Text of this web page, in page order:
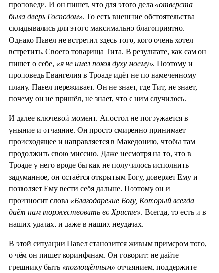
проповеди. И он пишет, что для этого дела «отверста
была дверь Господом». То есть внешние обстоятельства
складывались для этого максимально благоприятно.
Однако Павел не встретил здесь того, кого очень хотел
встретить. Своего товарища Тита. В результате, как сам он
пишет о себе, «я не имел покоя духу моему». Поэтому и
проповедь Евангелия в Троаде идёт не по намеченному
плану. Павел переживает. Он не знает, где Тит, не знает,
почему он не пришёл, не знает, что с ним случилось.
И далее ключевой момент. Апостол не погружается в
уныние и отчаяние. Он просто смиренно принимает
происходящее и направляется в Македонию, чтобы там
продолжить свою миссию. Даже несмотря на то, что в
Троаде у него вроде бы как не получилось исполнить
задуманное, он остаётся открытым Богу, доверяет Ему и
позволяет Ему вести себя дальше. Поэтому он и
произносит слова «Благодарение Богу, Который всегда
даёт нам торжествовать во Христе». Всегда, то есть и в
наших удачах, и даже в наших неудачах.
В этой ситуации Павел становится живым примером того,
о чём он пишет коринфянам. Он говорит: не дайте
грешнику быть «поглощённым» отчаянием, поддержите